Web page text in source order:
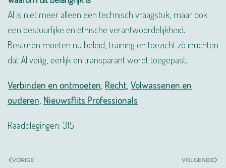
AI is niet meer alleen een technisch vraagstuk, maar ook
een bestuurlijke en ethische verantwoordelijkheid.
Besturen moeten nu beleid, training en toezicht zó inrichten
dat AI veilig, eerlijk en transparant wordt toegepast.
Verbinden en ontmoeten Recht Volwassenen en
ouderen Nieuwsflits Professionals
Raadplegingen: 315
VORIGE VOLGENDE